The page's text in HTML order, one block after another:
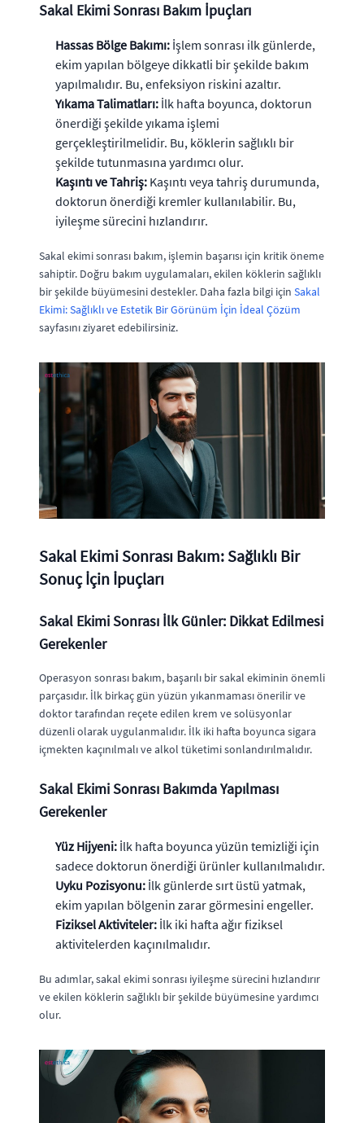
Sakal Ekimi Sonrası Bakım İpuçları
Hassas Bölge Bakımı: İşlem sonrası ilk günlerde,
ekim yapılan bölgeye dikkatli bir şekilde bakım
yapılmalıdır. Bu, enfeksiyon riskini azaltır.
Yıkama Talimatları: İlk hafta boyunca, doktorun
önerdiği şekilde yıkama işlemi
gerçekleştirilmelidir. Bu, köklerin sağlıklı bir
şekilde tutunmasına yardımcı olur.
Kaşıntı ve Tahriş: Kaşıntı veya tahriş durumunda,
doktorun önerdiği kremler kullanılabilir. Bu,
iyileşme sürecini hızlandırır.
Sakal ekimi sonrası bakım, işlemin başarısı için kritik öneme
sahiptir. Doğru bakım uygulamaları, ekilen köklerin sağlıklı
bir şekilde büyümesini destekler. Daha fazla bilgi için Sakal
Ekimi: Sağlıklı ve Estetik Bir Görünüm İçin İdeal Çözüm
sayfasını ziyaret edebilirsiniz.
Sakal Ekimi Sonrası Bakım: Sağlıklı Bir
Sonuç İçin İpuçları
Sakal Ekimi Sonrası İlk Günler: Dikkat Edilmesi
Gerekenler
Operasyon sonrası bakım, başarılı bir sakal ekiminin önemli
parçasıdır. İlk birkaç gün yüzün yıkanmaması önerilir ve
doktor tarafından reçete edilen krem ve solüsyonlar
düzenli olarak uygulanmalıdır. İlk iki hafta boyunca sigara
içmekten kaçınılmalı ve alkol tüketimi sonlandırılmalıdır.
Sakal Ekimi Sonrası Bakımda Yapılması
Gerekenler
Yüz Hijyeni: İlk hafta boyunca yüzün temizliği için
sadece doktorun önerdiği ürünler kullanılmalıdır.
Uyku Pozisyonu: İlk günlerde sırt üstü yatmak,
ekim yapılan bölgenin zarar görmesini engeller.
Fiziksel Aktiviteler: İlk iki hafta ağır fiziksel
aktivitelerden kaçınılmalıdır.
Bu adımlar, sakal ekimi sonrası iyileşme sürecini hızlandırır
ve ekilen köklerin sağlıklı bir şekilde büyümesine yardımcı
olur.